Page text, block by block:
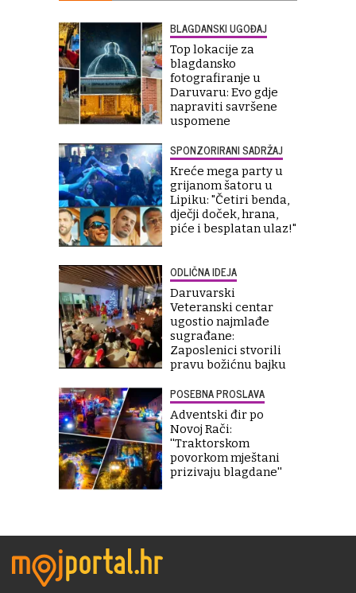
BLAGDANSKI UGOĐAJ
Top lokacije za
blagdansko
fotografiranje u
Daruvaru: Evo gdje
napraviti savršene
uspomene
SPONZORIRANI SADRŽAJ
Kreće mega party u
grijanom šatoru u
Lipiku: "Četiri benda,
dječji doček, hrana,
piće i besplatan ulaz!"
ODLIČNA IDEJA
Daruvarski
Veteranski centar
ugostio najmlađe
sugrađane:
Zaposlenici stvorili
pravu božićnu bajku
POSEBNA PROSLAVA
Adventski đir po
Novoj Rači:
''Traktorskom
povorkom mještani
prizivaju blagdane''